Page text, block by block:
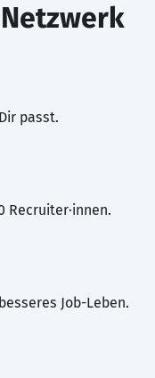
Netzwerk
passt.
Recruiter·innen.
Job-Leben.